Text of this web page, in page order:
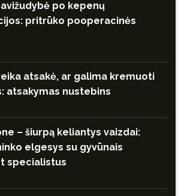
po kepenų
pritrūko pooperacinės
atsakė, ar galima kremuoti
atsakymas nustebins
– šiurpą keliantys vaizdai:
elgesys su gyvūnais
specialistus